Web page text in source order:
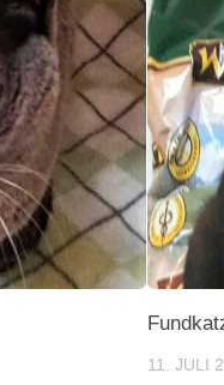
11. JULI